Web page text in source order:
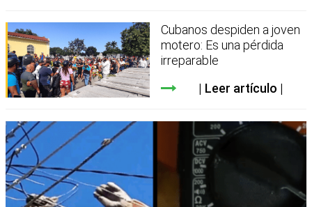
Cubanos despiden a joven
motero: Es una pérdida
irreparable
Leer artículo